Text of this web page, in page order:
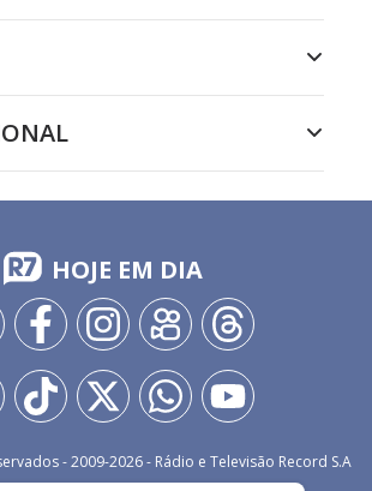
HOJE EM DIA
- 2009-2026- Rádio e Televisão Record S.A